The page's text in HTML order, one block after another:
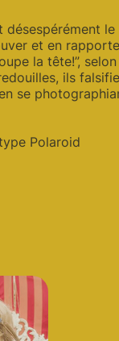
désespérément le
et en
la tête!”, selon
ils
se
Polaroid